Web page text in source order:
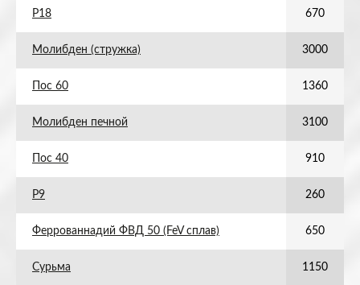
Р18 670
Молибден (стружка) 3000
Пос 60 1360
Молибден печной 3100
Пос 40 910
Р9 260
Феррованнадий ФВД 50 (FeV сплав) 650
Сурьма 1150